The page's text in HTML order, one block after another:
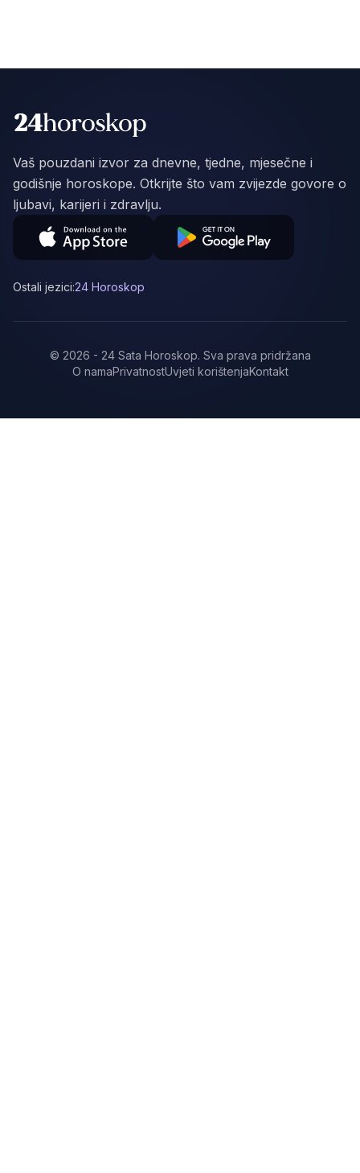
Vaš pouzdani izvor za dnevne, tjedne, mjesečne i
godišnje horoskope. Otkrijte što vam zvijezde govore o
ljubavi, karijeri i zdravlju.
Ostali jezici:24 Horoskop
© 2026 - 24 Sata Horoskop. Sva prava pridržana
O namaPrivatnostUvjeti korištenjaKontakt